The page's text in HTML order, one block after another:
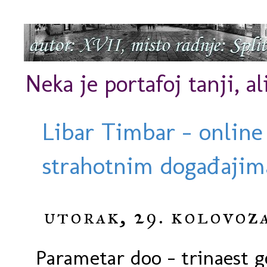
Neka je portafoj tanji,
Libar Timbar -
strahotnim
utorak, 29.
Parametar doo - trinaest